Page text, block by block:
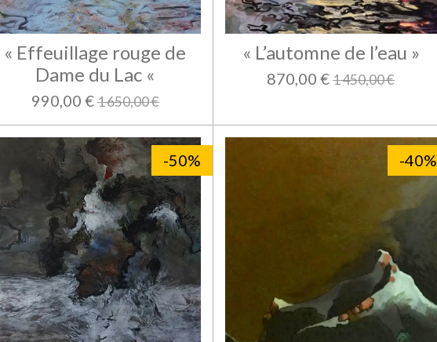
« Effeuillage rouge de
Dame du Lac «
990,00 €1 650,00 €
« L’automne de l’eau »
870,00 € 1 450,00 €
-50% -40%